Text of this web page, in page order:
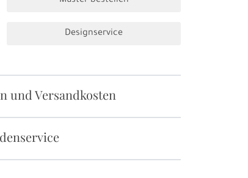
Designservice
und Versandkosten